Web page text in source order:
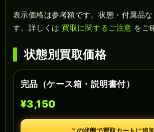
表示価格は参考額です。状態・付属品
す。詳しくは 買取に関するご注意 をご
状態別買取価格
完品（ケース箱・説明書付）
¥3,150